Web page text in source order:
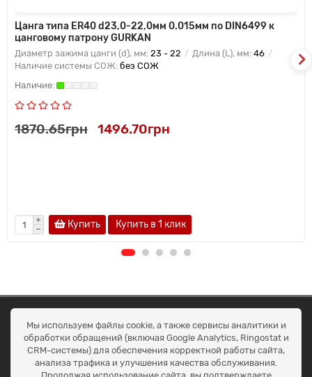
Цанга типа ER40 d23,0-22,0мм 0.015мм по DIN6499 к
цанговому патрону GURKAN
Диаметр зажима цанги (d), мм: 23 - 22 Длина (L), мм: 46
Наличие системы СОЖ: без СОЖ
1870.65грн 1496.70грн
Купить Купить в 1 клик
ОКЕАН ТРЕЙД
Договір публичної оферти
Доставка та оплата
Наші контакти
Умови повернення
Мы используем файлы cookie, а также сервисы аналитики и
обработки обращений (включая Google Analytics, Ringostat и
CRM-системы) для обеспечения корректной работы сайта,
анализа трафика и улучшения качества обслуживания.